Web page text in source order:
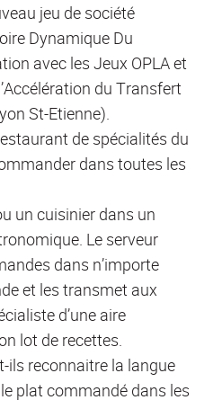
jeu de société
Dynamique Du
avec les Jeux OPLA et
du Transfert
St-Etienne).
de spécialités du
dans toutes les
un cuisinier dans un
Le serveur
dans n’importe
et les transmet aux
d’une aire
lot de recettes.
ils reconnaitre la langue
plat commandé dans les